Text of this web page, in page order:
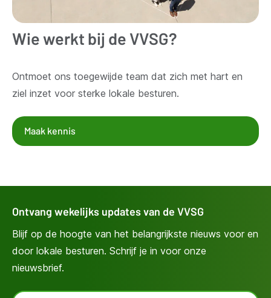
Wie werkt bij de VVSG?
Ontmoet ons toegewijde team dat zich met hart en
ziel inzet voor sterke lokale besturen.
Maak kennis
Ontvang wekelijks updates van de VVSG
Blijf op de hoogte van het belangrijkste nieuws voor en
door lokale besturen. Schrijf je in voor onze
nieuwsbrief.